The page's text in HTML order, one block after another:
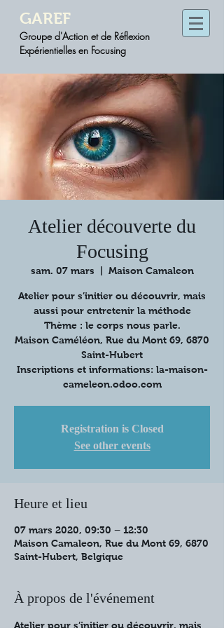
GAREF
Groupe d'Action et de Réflexion
Expérientielles en Focusing
Atelier découverte du
Focusing
sam. 07 mars Maison Camaleon
Atelier pour s’initier ou découvrir, mais
aussi pour entretenir la méthode
Thème : le corps nous parle.
Maison Caméléon, Rue du Mont 69, 6870
Saint-Hubert
Inscriptions et informations: la-maison-
cameleon.odoo.com
Registration is Closed
See other events
Heure et lieu
07 mars 2020, 09:30 – 12:30
Maison Camaleon, Rue du Mont 69, 6870
Saint-Hubert, Belgique
À propos de l'événement
Atelier pour s’initier ou découvrir, mais